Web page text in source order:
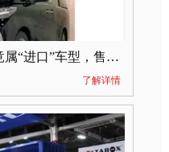
雷克萨斯LM在日本本土竟属“进口”车型，售价2580万日元
了解详情